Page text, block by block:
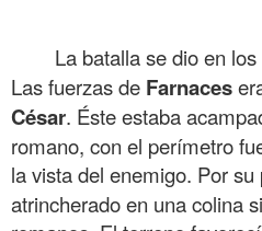
La batalla se dio en los
Las fuerzas de Farnaces
César. Éste estaba
romano, con el perímetro
la vista del enemigo. Por su
atrincherado en una colina